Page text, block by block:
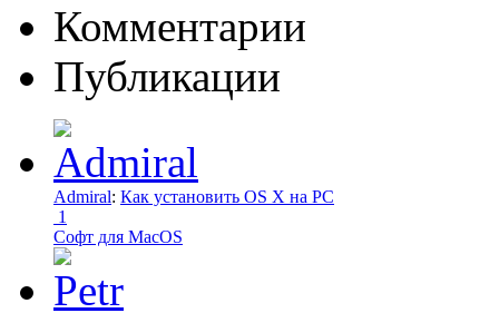
Комментарии
Публикации
Admiral: Как установить OS X на PC
1
Софт для MacOS